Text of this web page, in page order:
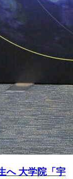
へ 大学院「宇